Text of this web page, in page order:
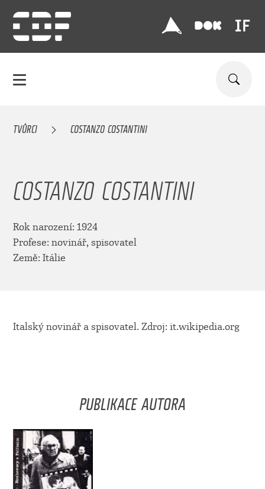
TVŮRCI COSTANZO COSTANTINI
COSTANZO COSTANTINI
Rok narození: 1924
Profese: novinář, spisovatel
Země: Itálie
Italský novinář a spisovatel. Zdroj: it.wikipedia.org
PUBLIKACE AUTORA